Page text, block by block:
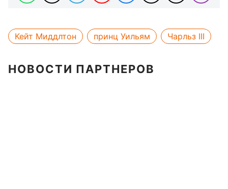
Кейт Миддлтон принц Уильям Чарльз III
НОВОСТИ ПАРТНЕРОВ